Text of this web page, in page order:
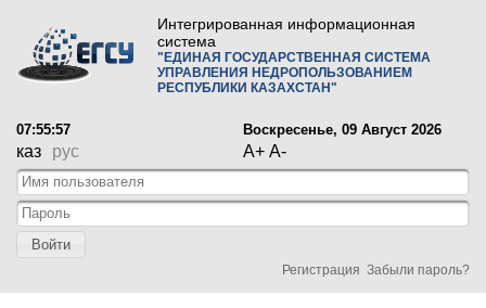
Интегрированная информационная
система
"ЕДИНАЯ ГОСУДАРСТВЕННАЯ СИСТЕМА
УПРАВЛЕНИЯ НЕДРОПОЛЬЗОВАНИЕМ
РЕСПУБЛИКИ КАЗАХСТАН"
07:55:57 Воскресенье, 09 Август 2026
каз рус A+ A-
Войти
Регистрация Забыли пароль?